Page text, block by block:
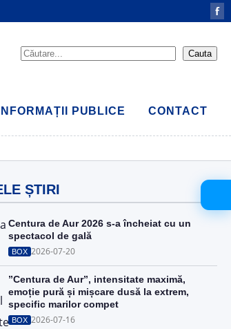
f
INFORMAȚII PUBLICE CONTACT
ȘTIRI
Centura de Aur 2026 s-a încheiat cu un
spectacol de gală
BOX 2026-07-20
”Centura de Aur”, intensitate maximă,
emoție pură și mișcare dusă la extrem,
specific marilor compet
BOX 2026-07-16